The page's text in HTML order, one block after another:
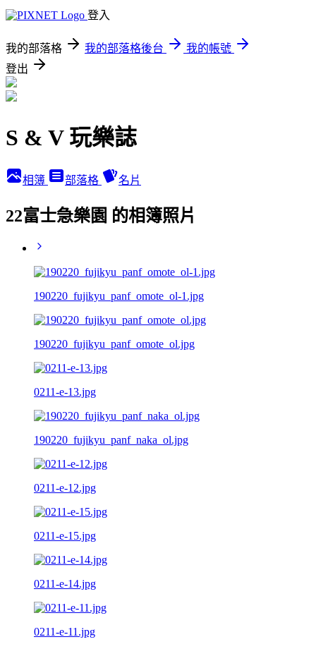
登入
我的部落格 我的部落格後台
我的帳號
登出
S & V 玩樂誌
相簿 部落格 名片
22富士急樂園 的相簿照片
190220_fujikyu_panf_omote_ol-1.jpg
190220_fujikyu_panf_omote_ol.jpg
0211-e-13.jpg
190220_fujikyu_panf_naka_ol.jpg
0211-e-12.jpg
0211-e-15.jpg
0211-e-14.jpg
0211-e-11.jpg